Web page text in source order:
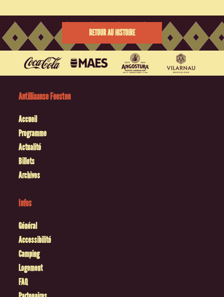
RETOUR AU HISTOIRE
Antilliaanse Feesten
Accueil
Programme
Actualité
Billets
Archives
Infos
Général
Accessibilité
Camping
Logement
FAQ